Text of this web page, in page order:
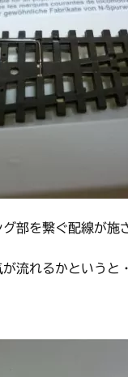
部を繋ぐ配線が施
流れるかというと